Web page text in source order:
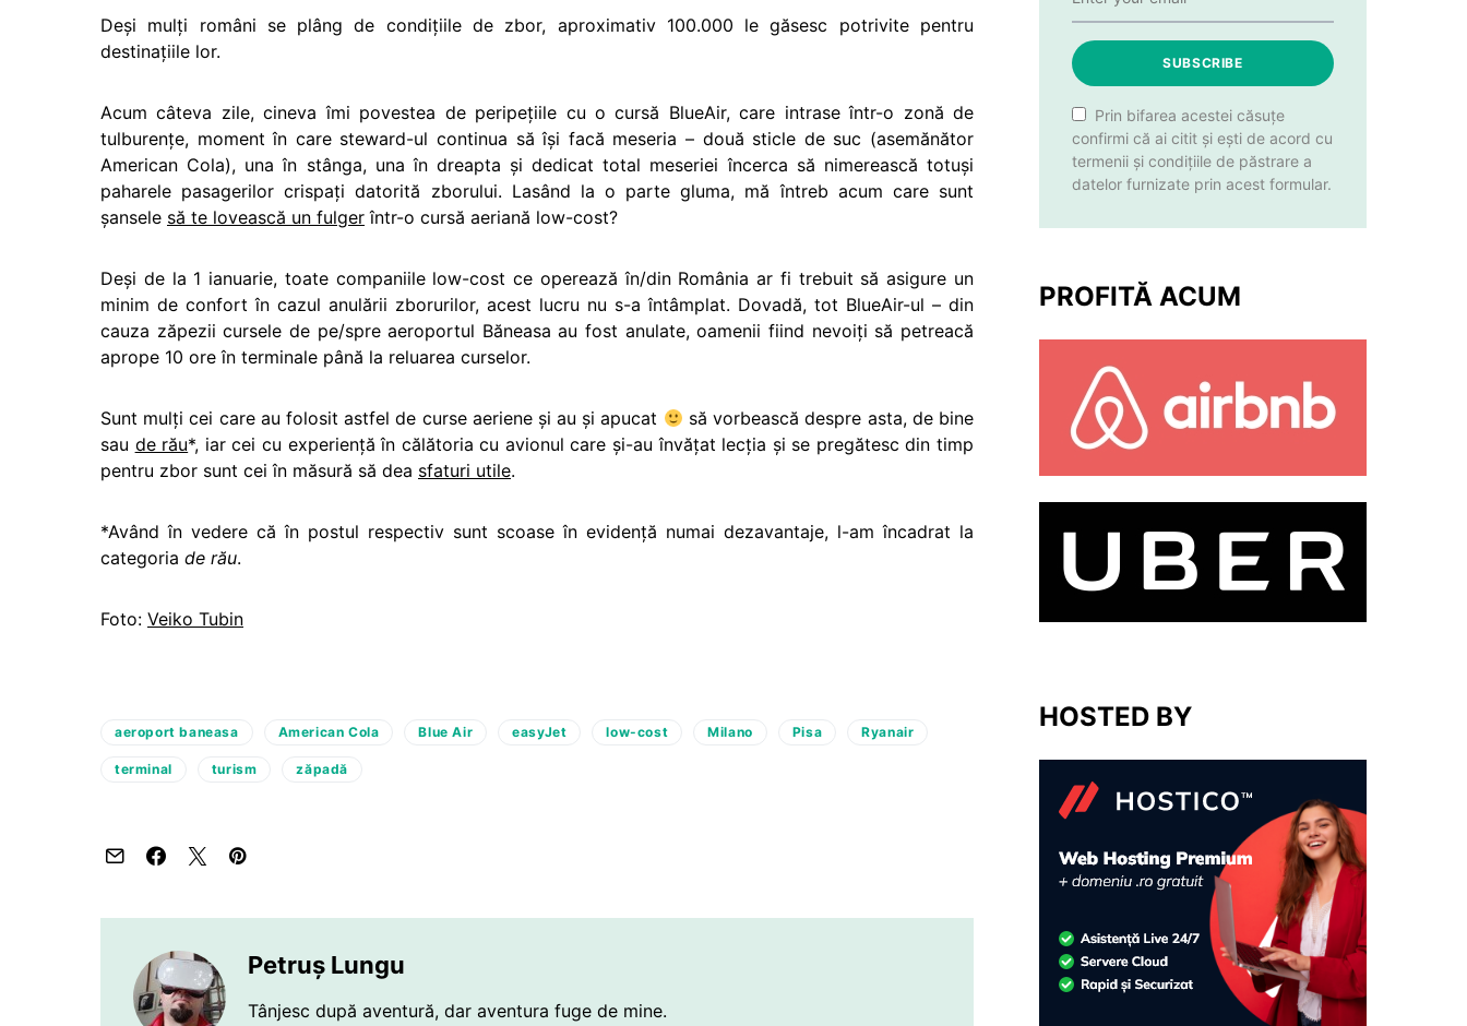
Deşi mulţi români se plâng de condiţiile de zbor, aproximativ 100.000 le găsesc potrivite pentru
destinaţiile lor.
Acum câteva zile, cineva îmi povestea de peripeţiile cu o cursă BlueAir, care intrase într-o zonă de
tulburenţe, moment în care steward-ul continua să îşi facă meseria – două sticle de suc (asemănător
American Cola), una în stânga, una în dreapta şi dedicat total meseriei încerca să nimerească totuşi
paharele pasagerilor crispaţi datorită zborului. Lasând la o parte gluma, mă întreb acum care sunt
şansele să te lovească un fulger într-o cursă aeriană low-cost?
Deşi de la 1 ianuarie, toate companiile low-cost ce operează în/din România ar fi trebuit să asigure un
minim de confort în cazul anulării zborurilor, acest lucru nu s-a întâmplat. Dovadă, tot BlueAir-ul – din
cauza zăpezii cursele de pe/spre aeroportul Băneasa au fost anulate, oamenii fiind nevoiţi să petreacă
aprope 10 ore în terminale până la reluarea curselor.
Sunt mulţi cei care au folosit astfel de curse aeriene şi au şi apucat
să vorbească despre asta, de bine
sau de rău*, iar cei cu experienţă în călătoria cu avionul care şi-au învăţat lecţia şi se pregătesc din timp
pentru zbor sunt cei în măsură să dea sfaturi utile.
*Având în vedere că în postul respectiv sunt scoase în evidenţă numai dezavantaje, l-am încadrat la
categoria de rău.
Foto: Veiko Tubin
aeroport baneasa American Cola Blue Air easyJet low-cost Milano Pisa Ryanair
terminal turism zăpadă
Petruș Lungu
Tânjesc după aventură, dar aventura fuge de mine.
SUBSCRIBE
Prin bifarea acestei căsuțe
confirmi că ai citit și ești de acord cu
termenii și condițiile de păstrare a
datelor furnizate prin acest formular.
PROFITĂ ACUM
HOSTED BY